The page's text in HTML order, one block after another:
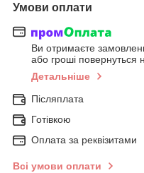
Умови оплати
Ви отримаєте
або гроші повернуться
Детальніше
Післяплата
Готівкою
Оплата за реквізитами
Всі умови оплати